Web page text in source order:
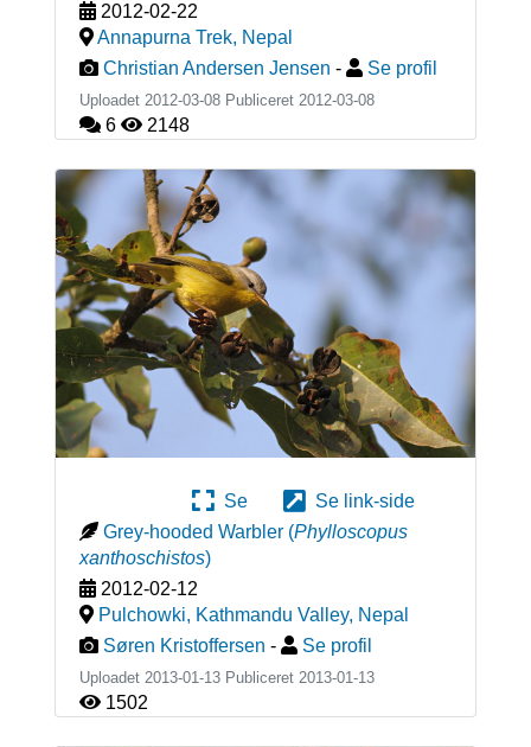
2012-02-22
Annapurna Trek, Nepal
Christian Andersen Jensen - Se profil
Uploadet 2012-03-08 Publiceret 2012-03-08
6 2148
Se
Se link-side
Grey-hooded Warbler (Phylloscopus
xanthoschistos)
2012-02-12
Pulchowki, Kathmandu Valley, Nepal
Søren Kristoffersen - Se profil
Uploadet 2013-01-13 Publiceret 2013-01-13
1502